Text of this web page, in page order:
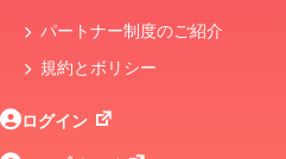
パートナー制度のご紹介
規約とボリシー
ログイン